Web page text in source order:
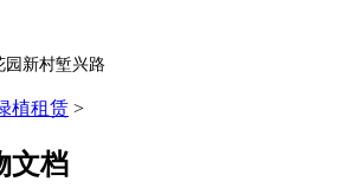
园新村堑兴路
植租赁 >
文档